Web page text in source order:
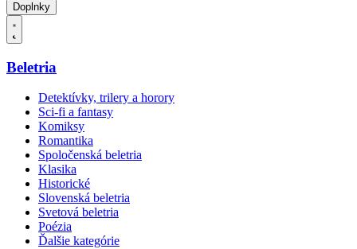
Doplnky
Beletria
Detektívky, trilery a horory
Sci-fi a fantasy
Komiksy
Romantika
Spoločenská beletria
Klasika
Historické
Slovenská beletria
Svetová beletria
Poézia
Ďalšie kategórie